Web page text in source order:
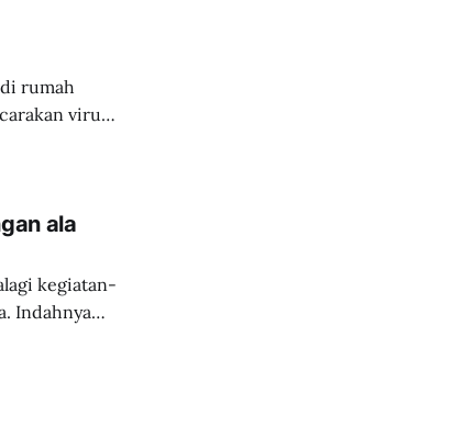
rumah
virus
sadari
ala
kegiatan-
Indahnya
di